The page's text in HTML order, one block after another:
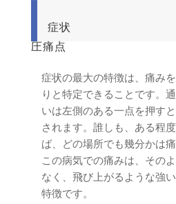
症状
圧痛点
症状の最大の特徴は、痛み
りと特定できることです。
いは左側のある一点を押す
されます。誰しも、ある程
ば、どの場所でも幾分かは
この病気での痛みは、その
なく、飛び上がるような強
特徴です。